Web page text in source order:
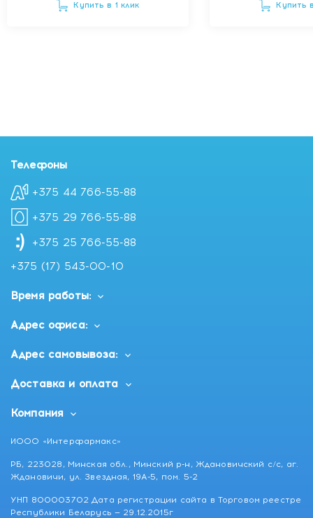
Купить в 1 клик Купить
Телефоны
+375 44 766-55-88
+375 29 766-55-88
+375 25 766-55-88
+375 (17) 543-00-10
Время работы:
Адрес офиса:
Адрес самовывоза:
Доставка и оплата
Компания
ИООО «Интерфармакс»
РБ, 223028, Минская обл., Минский р-н, Ждановичский с/с, аг.
Ждановичи, ул. Звездная, 19А-5, пом. 5-2
УНП 800003702 Дата регистрации сайта в Торговом реестре
Республики Беларусь — 29.12.2015г